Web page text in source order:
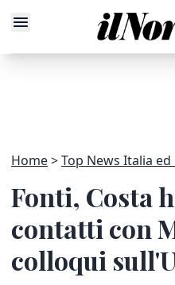
Home Top News Italia ed
Fonti, Costa
contatti con
colloqui